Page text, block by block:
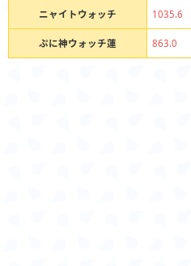
ニャイトウォッチ 1035.6
ぷに神ウォッチ蓮 863.0